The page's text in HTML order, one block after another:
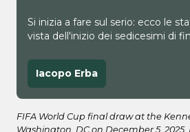
Si inizia a fare sul serio: ecco le
vista dell'inizio dei sedicesimi di
Iacopo Erba
FIFA World Cup final draw at the
Washington, DC on December 5, 2025.